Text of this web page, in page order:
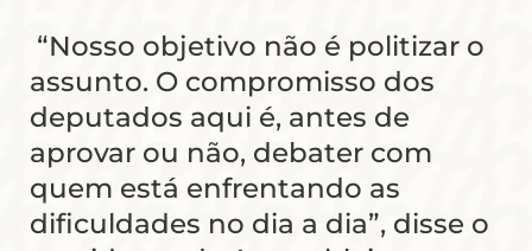
“Nosso objetivo não é politizar o
assunto. O compromisso dos
deputados aqui é, antes de
aprovar ou não, debater com
quem está enfrentando as
dificuldades no dia a dia”, disse o